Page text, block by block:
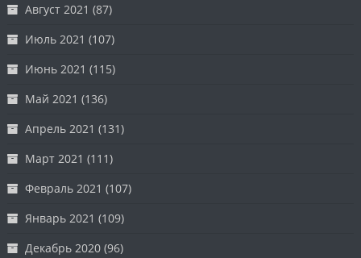
Август 2021 (87)
Июль 2021 (107)
Июнь 2021 (115)
Май 2021 (136)
Апрель 2021 (131)
Март 2021 (111)
Февраль 2021 (107)
Январь 2021 (109)
Декабрь 2020 (96)